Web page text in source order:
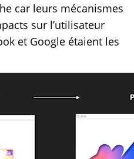
car leurs mécanismes
sur l’utilisateur
et Google étaient les